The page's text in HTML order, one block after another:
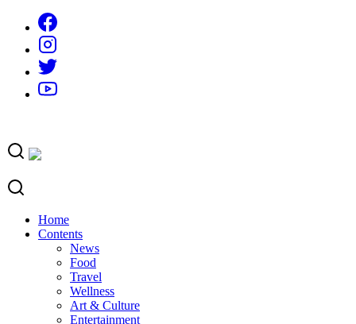
content
Home
Contents
News
Food
Travel
Wellness
Art & Culture
Entertainment